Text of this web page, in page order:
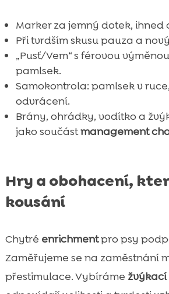
Marker za jemný dotek, ihned
Při tvrdším skusu pauza a
„Pusť/Vem“ s férovou
pamlsek.
Samokontrola: pamlsek v
odvrácení.
Brány, ohrádky, vodítko a
jako součástmanagement
Hry a obohacení,
kousání
Chytré enrichmentpro psy
Zaměřujeme se na zaměstnání
přestimulace. Vybíráme